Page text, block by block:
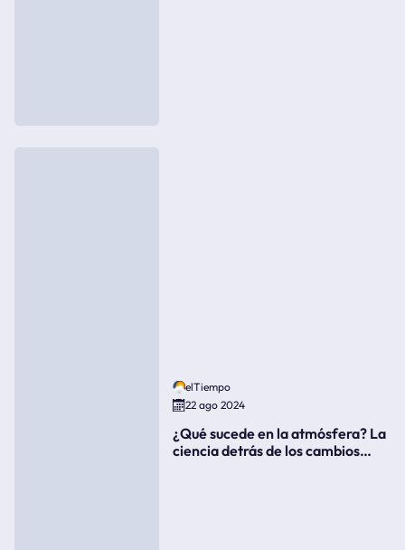
elTiempo
22 ago 2024
¿Qué sucede en la atmósfera? La
ciencia detrás de los cambios